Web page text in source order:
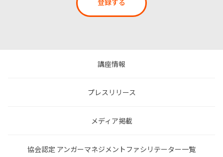
登録する
講座情報
プレスリリース
メディア掲載
協会認定 アンガーマネジメントファシリテーター一覧